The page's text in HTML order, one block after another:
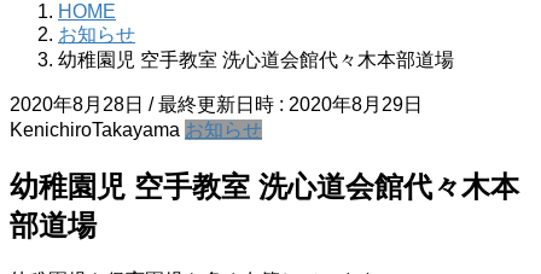
HOME
お知らせ
幼稚園児 空手教室 洗心道会館代々木本部道場
2020年8月28日 / 最終更新日時 : 2020年8月29日
KenichiroTakayama お知らせ
幼稚園児 空手教室 洗心道会館代々木本
部道場